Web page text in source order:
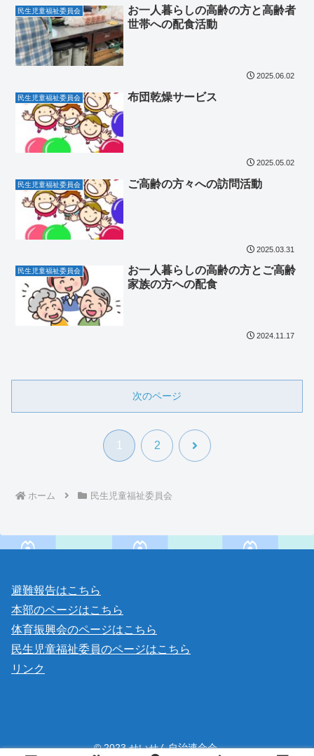
民生児童福祉委員会
お一人暮らしの高齢の方と高齢者
世帯への配食活動
2025.06.02
民生児童福祉委員会 布団乾燥サービス
2025.05.02
民生児童福祉委員会 ご高齢の方々への訪問活動
2025.03.31
民生児童福祉委員会
お一人暮らしの高齢の方とご高齢
家族の方への配食
2024.11.17
次のページ
1 2 次
ホーム 民生児童福祉委員会
避難報告はこちら
本部のページはこちら
体育振興会のページはこちら
民生児童福祉委員のページはこちら
リンク
© 2023 せいせん自治連合会.